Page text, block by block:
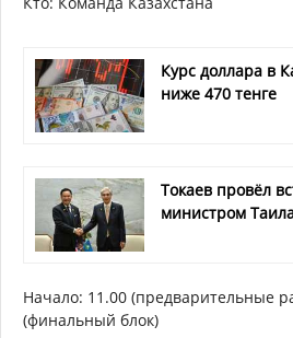
Курс доллара в
ниже 470 тенге
Токаев провёл
министром
Начало: 11.00 (предварительные
(финальный блок)